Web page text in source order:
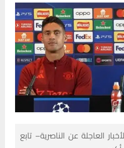
العاجلة عن الناصرية– تابع